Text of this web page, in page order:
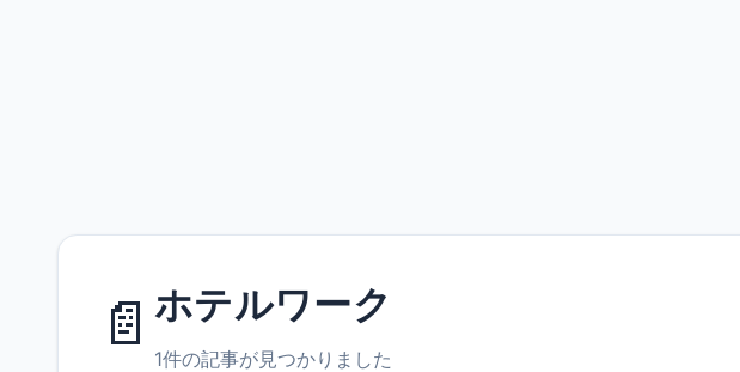
📄 ホテルワーク
1件の記事が見つかりました